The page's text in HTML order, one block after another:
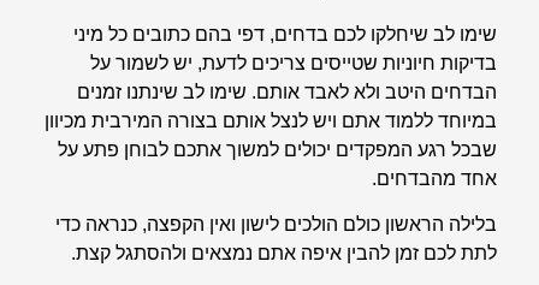
שימו לב שיחלקו לכם בדחים, דפי בהם כתובים כל מיני
בדיקות חיוניות שטייסים צריכים לדעת, יש לשמור על
הבדחים היטב ולא לאבד אותם. שימו לב שינתנו זמנים
במיוחד ללמוד אתם ויש לנצל אותם בצורה המירבית מכיוון
שבכל רגע המפקדים יכולים למשוך אתכם לבוחן פתע על
אחד מהבדחים.
בלילה הראשון כולם הולכים לישון ואין הקפצה, כנראה כדי
לתת לכם זמן להבין איפה אתם נמצאים ולהסתגל קצת.